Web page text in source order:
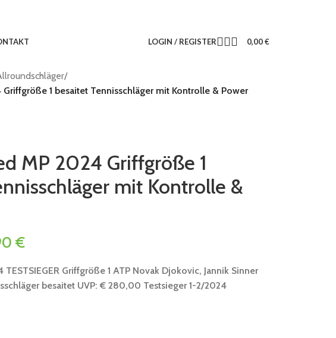
LOGIN / REGISTER 0,00€
/
Griffgröße 1 besaitet Tennisschläger mit Kontrolle & Power
MP 2024 Griffgröße 1
mit Kontrolle &
€
TESTSIEGER Griffgröße 1 ATP Novak Djokovic, Jannik Sinner
besaitet UVP: € 280,00 Testsieger 1-2/2024